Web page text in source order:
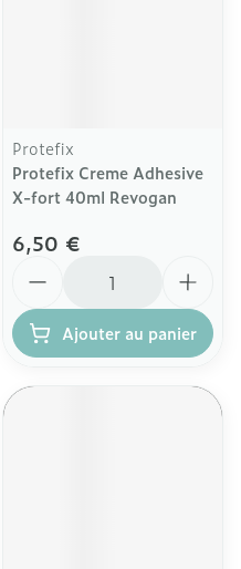
Protefix
Protefix Creme Adhesive
X-fort 40ml Revogan
6,50 €
Ajouter au panier